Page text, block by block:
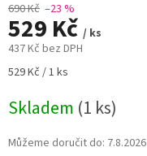
690 Kč –23 %
529 Kč / ks
437 Kč bez DPH
Měrná
529 Kč / 1 ks
Skladem (1 ks)
Můžeme doručit do: 7.8.2026